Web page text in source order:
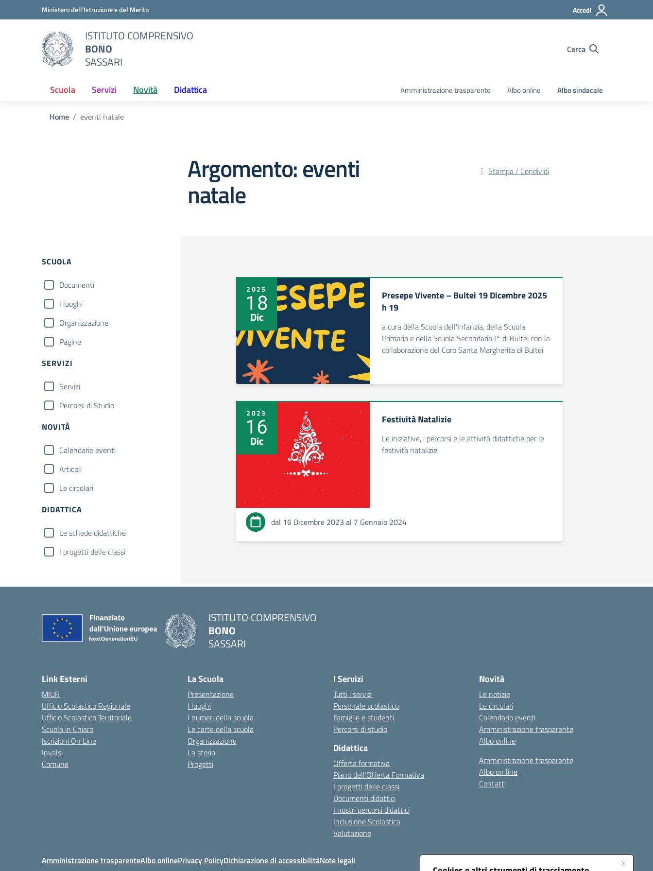
Vai ai contenuti
Vai al menu di navigazioneMinistero dell'Istruzione e del Merito Accedi
ISTITUTO COMPRENSIVO
BONO
SASSARI
Cerca
Scuola Servizi Novità Didattica Amministrazione trasparente Albo online Albo sindacale
Home eventi natale
Argomento: eventi
natale
Stampa / Condividi
Filtri
SCUOLA
Documenti
I luoghi
Organizzazione
Pagine
SERVIZI
Servizi
Percorsi di Studio
NOVITÀ
Calendario eventi
Articoli
Le circolari
DIDATTICA
Le schede didattiche
I progetti delle classi
2025
18
Dic
Presepe Vivente – Bultei 19 Dicembre 2025
h 19
a cura della Scuola dell'Infanzia, della Scuola
Primaria e della Scuola Secondaria I° di Bultei con la
collaborazione del Coro Santa Margherita di Bultei
2023
16
Dic
Festività Natalizie
Le iniziative, i percorsi e le attività didattiche per le
festività natalizie
dal 16 Dicembre 2023 al 7 Gennaio 2024
ISTITUTO COMPRENSIVO
BONO
SASSARI
Link Esterni
MIUR
Ufficio Scolastico Regionale
Ufficio Scolastico Territoriale
Scuola in Chiaro
Iscrizioni On Line
Invalsi
Comune
La Scuola
Presentazione
I luoghi
I numeri della scuola
Le carte della scuola
Organizzazione
La storia
Progetti
I Servizi
Tutti i servizi
Personale scolastico
Famiglie e studenti
Percorsi di studio
Didattica
Offerta formativa
Piano dell’Offerta Formativa
I progetti delle classi
Documenti didattici
I nostri percorsi didattici
Inclusione Scolastica
Valutazione
Novità
Le notizie
Le circolari
Calendario eventi
Amministrazione trasparente
Albo online
Amministrazione trasparente
Albo on line
Contatti
Amministrazione trasparenteAlbo onlinePrivacy PolicyDichiarazione di accessibilitàNote legali